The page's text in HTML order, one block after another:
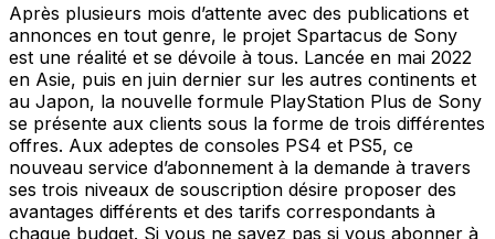
Après plusieurs mois d’attente avec des publications et
annonces en tout genre, le projet Spartacus de Sony
est une réalité et se dévoile à tous. Lancée en mai 2022
en Asie, puis en juin dernier sur les autres continents et
au Japon, la nouvelle formule PlayStation Plus de Sony
se présente aux clients sous la forme de trois différentes
offres. Aux adeptes de consoles PS4 et PS5, ce
nouveau service d’abonnement à la demande à travers
ses trois niveaux de souscription désire proposer des
avantages différents et des tarifs correspondants à
chaque budget. Si vous ne savez pas si vous abonner à